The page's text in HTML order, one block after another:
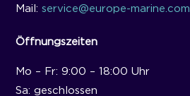
Mail:service@europe-marine.com
Öffnungszeiten
Mo – Fr: 9:00 – 18:00 Uhr
Sa: geschlossen